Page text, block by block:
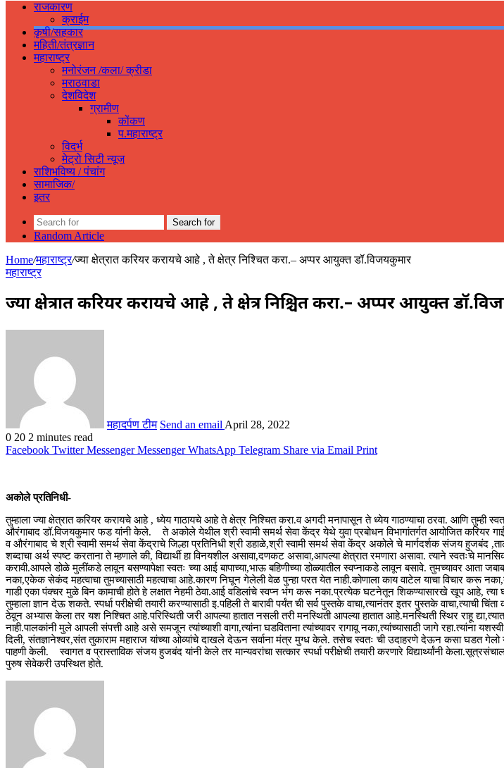
राजकारण
क्राईम
कृषी/सहकार
महिती/तंत्रज्ञान
महाराष्ट्र
मनोरंजन /कला/ क्रीडा
मराठवाडा
देशविदेश
ग्रामीण
कोंकण
प.महाराष्ट्र
विदर्भ
मेट्रो सिटी न्यूज
राशिभविष्य / पंचांग
सामाजिक/
इतर
Search for
Random Article
Home/महाराष्ट्र/ज्या क्षेत्रात करियर करायचे आहे , ते क्षेत्र निश्चित करा.– अप्पर आयुक्त डॉ.विजयकुमार
महाराष्ट्र
ज्या क्षेत्रात करियर करायचे आहे , ते क्षेत्र निश्चित करा.– अप्पर आयुक्त
महादर्पण टीम Send an email April 28, 2022
0 20 2 minutes read
Facebook Twitter Messenger Messenger WhatsApp Telegram Share via Email Print
अकोले प्रतिनिधी-
तुम्हाला ज्या क्षेत्रात करियर करायचे आहे , ध्येय गाठायचे आहे ते क्षेत्र निश्चित करा.व अगदी मनापासून ते ध्येय गाठण्याचा ठरवा. आणि
औरंगाबाद डॉ.विजयकुमार फड यांनी केले. ते अकोले येथील श्री स्वामी समर्थ सेवा केंद्र येथे युवा प्रबोधन विभागांतर्गत आयोजित करियर
व औरंगाबाद चे श्री स्वामी समर्थ सेवा केंद्राचे जिल्हा प्रतिनिधी श्री डहाळे,श्री स्वामी समर्थ सेवा केंद्र अकोले चे मार्गदर्शक संजय हुजबंद
शब्दाचा अर्थ स्पष्ट करताना ते म्हणाले की, विद्यार्थी हा विनयशील असावा,दणकट असावा,आपल्या क्षेत्रात रमणारा असावा. त्याने स्वतःचे
करावी.आपले डोळे मुलींकडे लावून बसण्यापेक्षा स्वतः च्या आई बापाच्या,भाऊ बहिणीच्या डोळ्यातील स्वप्नाकडे लावून बसावे. तुमच्यावर आता
नका,एकेक सेकंद महत्वाचा तुमच्यासाठी महत्वाचा आहे.कारण निघून गेलेली वेळ पुन्हा परत येत नाही.कोणाला काय वाटेल याचा विचार करू
गाडी एका पंक्चर मुळे बिन कामाची होते हे लक्षात नेहमी ठेवा.आई वडिलांचे स्वप्न भंग करू नका.प्रत्येक घटनेतून शिकण्यासारखे खूप आहे, त्या
तुम्हाला ज्ञान देऊ शकते. स्पर्धा परीक्षेची तयारी करण्यासाठी इ.पहिली ते बारावी पर्यंत ची सर्व पुस्तके वाचा,त्यानंतर इतर पुस्तके
ठेवून अभ्यास केला तर यश निश्चित आहे.परिस्थिती जरी आपल्या हातात नसली तरी मनस्थिती आपल्या हातात आहे.मनस्थिती स्थिर राहू
नाही.पालकांनी मुले आपली संपत्ती आहे असे समजून त्यांच्याशी वागा,त्यांना घडविताना त्यांच्यावर रागावू नका,त्यांच्यासाठी जागे रहा.त्यांना
दिली, संतज्ञानेश्वर,संत तुकाराम महाराज यांच्या ओव्यांचे दाखले देऊन सर्वाना मंत्र मुग्ध केले. तसेच स्वतः ची उदाहरणे देऊन कसा घडत गेलो
पाहणी केली. स्वागत व प्रास्ताविक संजय हुजबंद यांनी केले तर मान्यवरांचा सत्कार स्पर्धा परीक्षेची तयारी करणारे विद्यार्थ्यांनी
पुरुष सेवेकरी उपस्थित होते.